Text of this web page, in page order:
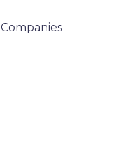
Companies